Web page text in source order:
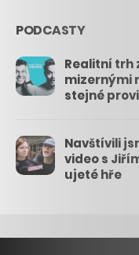
PODCASTY
Realitní trh
mizernými
stejné
Navštívili
video s
ujeté hře